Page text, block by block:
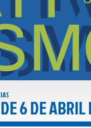
6 DE